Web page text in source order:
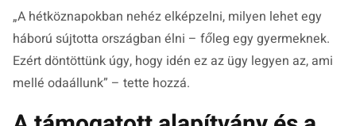
„A hétköznapokban nehéz elképzelni, milyen lehet egy
háború sújtotta országban élni – főleg egy gyermeknek.
Ezért döntöttünk úgy, hogy idén ez az ügy legyen az, ami
mellé odaállunk” – tette hozzá.